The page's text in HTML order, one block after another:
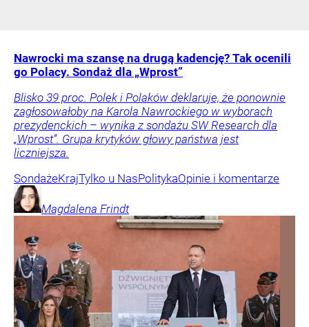
Nawrocki ma szansę na drugą kadencję? Tak ocenili
go Polacy. Sondaż dla „Wprost”
Blisko 39 proc. Polek i Polaków deklaruje, że ponownie
zagłosowałoby na Karola Nawrockiego w wyborach
prezydenckich – wynika z sondażu SW Research dla
„Wprost”. Grupa krytyków głowy państwa jest
liczniejsza.
SondażeKrajTylko u NasPolitykaOpinie i komentarze
Magdalena Frindt